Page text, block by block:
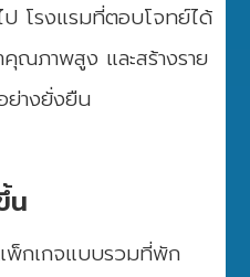
ป โรงแรมที่ตอบโจทย์ได้
ณภาพสูง และสร้างราย
ย่างยั่งยืน
น
พ็กเกจแบบรวมที่พัก